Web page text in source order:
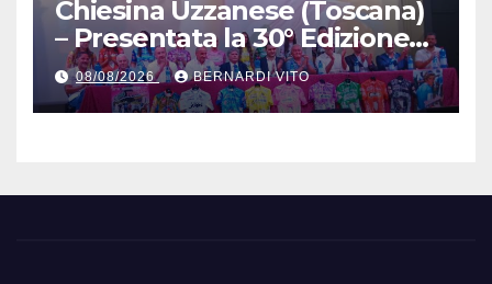
Chiesina Uzzanese (Toscana)
– Presentata la 30° Edizione
del Giro della Toscana
Femminile : Si disputerà dal
27 al 30 Agosto 2026
08/08/2026 BERNARDI VITO